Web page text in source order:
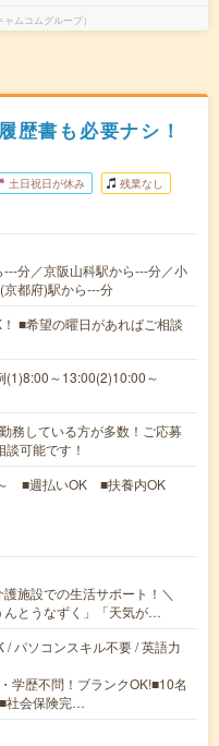
ムコムグループ）
書も必要ナシ！
土日祝日が休み 残業なし
分／京阪山科駅から---分／小
都府)駅から---分
■希望の曜日があればご相談
(1)8:00～13:00(2)10:00～
務している方が多数！ご応募
可能です！
■週払いOK ■扶養内OK
施設での生活サポート！＼
んとうなずく」「天気が…
/ パソコンスキル不要 / 英語力
学歴不問！ブランクOK!■10名
社会保険完…